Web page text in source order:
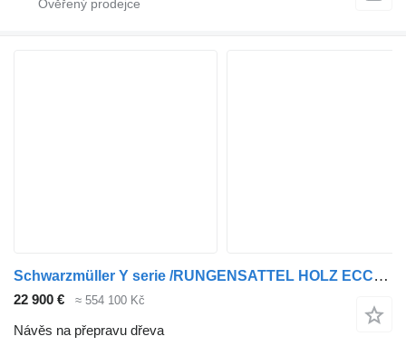
Schwarzmüller Y serie /RUNGENSATTEL HOLZ ECCO STEEL 9to /8 x
22 900 € ≈ 554 100 Kč
Návěs na přepravu dřeva